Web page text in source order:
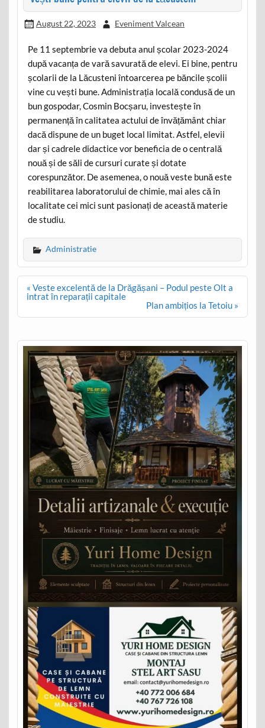
August 22, 2023 Eveniment Valcean
Pe 11 septembrie va debuta anul școlar 2023-2024
după vacanța de vară savurată de elevi. Ei bine, pentru
școlarii de la Lăcusteni întoarcerea pe băncile școlii
vine cu vești bune. Administrația locală condusă de un
bun gospodar, Cosmin Bocșaru, investește în
permanență în calitatea actului de învățământ chiar
dacă dispune de un buget local limitat. Astfel, elevii
dar și cadrele didactice vor beneficia de o centrală
nouă și de săli de cursuri curate și dotate
corespunzător. De asemenea, o nouă veste bună este
reabilitarea laboratorului de chimie, mai ales că în
localitate cei mici sunt pasionați de această materie
de studiu.
Administratie
Post
navigation
« Veste excelentă de la Drăgășani – Podul peste Olt a
intrat în reparații capitale
Plan ambițios la Tetoiu »